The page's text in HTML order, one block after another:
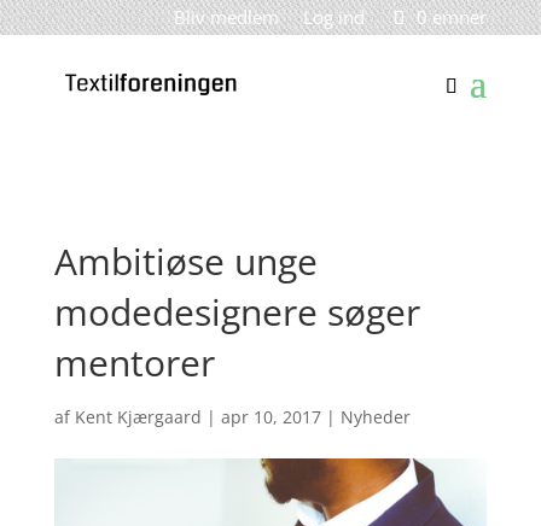
Bliv medlem Log ind 0 emner
Ambitiøse unge
modedesignere søger
mentorer
af Kent Kjærgaard | apr 10, 2017| Nyheder